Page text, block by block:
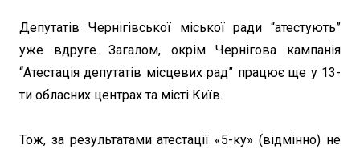
Депутатів Чернігівської міської ради “атестують”
уже вдруге. Загалом, окрім Чернігова кампанія
“Атестація депутатів місцевих рад” працює ще у 13-
ти обласних центрах та місті Київ.
Тож, за результатами атестації «5-ку» (відмінно) не